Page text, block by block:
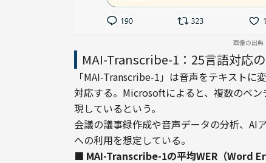
画像の出典
MAI-Transcribe-1：25言語対応
「MAI-Transcribe-1」は音声をテキスト
対応する。Microsoftによると、複数のベ
現しているという。
会議の議事録作成や音声データの分析、AI
への利用を想定している。
■ MAI-Transcribe-1の平均WER（Word